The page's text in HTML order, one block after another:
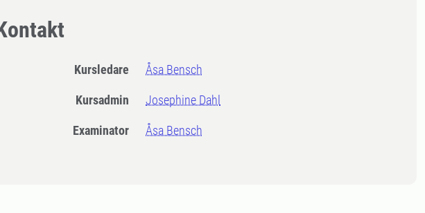
Kursledare Åsa Bensch
Kursadmin Josephine Dahl
Examinator Åsa Bensch